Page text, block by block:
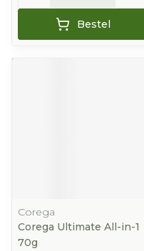
Bestel
Corega
Corega Ultimate All-in-1
70g